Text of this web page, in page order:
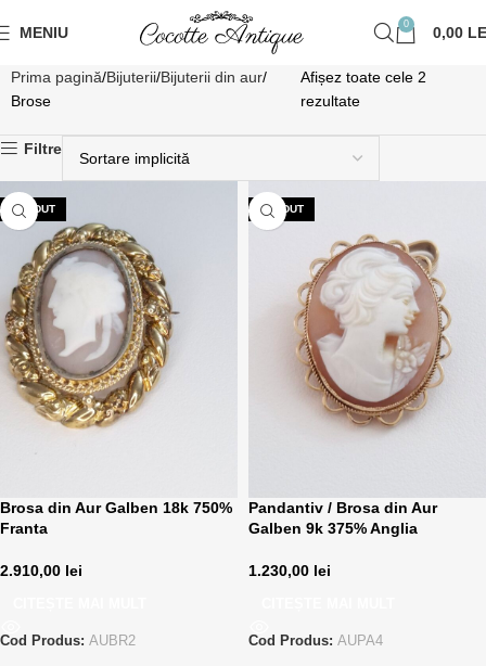
MENIU 0 0,00
Prima pagină Bijuterii Bijuterii din aur
Brose
Afișez toate cele 2
rezultate
Filtre
VÂNDUT
Brosa din Aur Galben 18k 750%
Franta
2.910,00 lei
Cod Produs: AUBR2
VÂNDUT
Pandantiv / Brosa din Aur
Galben 9k 375% Anglia
1.230,00 lei
Cod Produs: AUPA4